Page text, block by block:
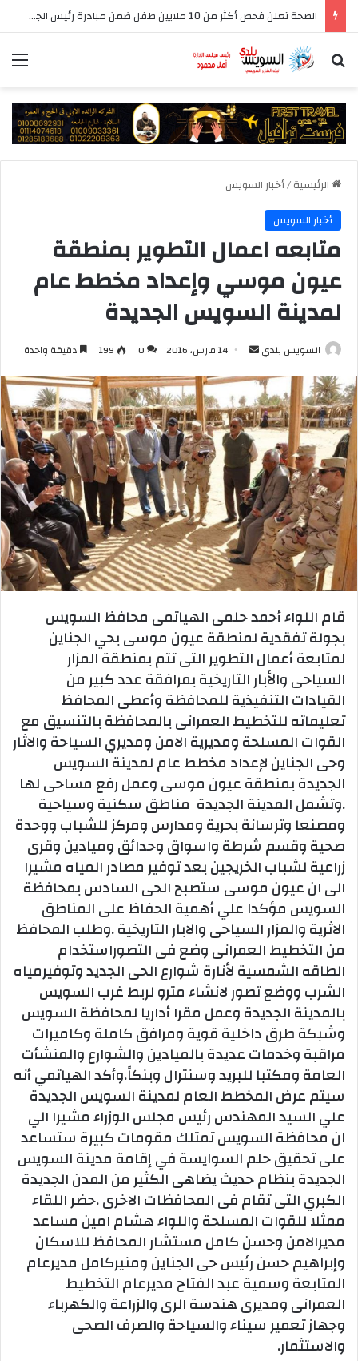
الصحة تعلن فحص أكثر من 10 ملايين طفل ضمن مبادرة رئيس الجمهورية للكشف المبكر وعلاج فقدان السمع لدى حديثي الولادة
بحث عن
الرئيسية/أخبار السويس
أخبار السويس
متابعه اعمال التطوير بمنطقة
عيون موسي وإعداد مخطط عام
لمدينة السويس الجديدة
السويس بلدي
أرسل
إلكترونيا
14 مارس، 2016 0
199 دقيقة واحدة
قام اللواء أحمد حلمى الهياتمى محافظ السويس
بجولة تفقدية لمنطقة عيون موسى بحي الجناين
لمتابعة أعمال التطوير التى تتم بمنطقة المزار
السياحى والأبار التاريخية بمرافقة عدد كبير من
القيادات التنفيذية للمحافظة وأعطى المحافظ
تعليماته للتخطيط العمرانى بالمحافظة بالتنسيق مع
القوات المسلحة ومديرية الامن ومديري السياحة والاثار
وحى الجناين لإعداد مخطط عام لمدينة السويس
الجديدة بمنطقة عيون موسى وعمل رفع مساحى لها
.وتشمل المدينة الجديدة مناطق سكنية وسياحية
ومصنعا وترسانة بحرية ومدارس ومركز للشباب ووحدة
صحية وقسم شرطة واسواق وحدائق وميادين وقرى
زراعية لشباب الخريجين بعد توفير مصادر المياه مشيرا
الى ان عيون موسى ستصبح الحى السادس بمحافظة
السويس مؤكدا علي أهمية الحفاظ على المناطق
الاثرية والمزار السياحى والابار التاريخية .وطلب المحافظ
من التخطيط العمرانى وضع فى التصوراستخدام
الطاقه الشمسية لأنارة شوارع الحى الجديد وتوفيرمياه
الشرب ووضع تصور لانشاء مترو لربط غرب السويس
بالمدينة الجديدة وعمل مقرا أداريا لمحافظة السويس
وشبكة طرق داخلية قوية ومرافق كاملة وكاميرات
مراقبة وخدمات عديدة بالميادين والشوارع والمنشأت
العامة ومكتبا للبريد وسنترال وبنكاً.وأكد الهياتمي أنه
سيتم عرض المخطط العام لمدينة السويس الجديدة
علي السيد المهندس رئيس مجلس الوزراء مشيرا الي
ان محافظة السويس تمتلك مقومات كبيرة ستساعد
على تحقيق حلم السوايسة في إقامة مدينة السويس
الجديدة بنظام حديث يضاهى الكثير من المدن الجديدة
الكبري التى تقام فى المحافظات الاخرى .حضر اللقاء
ممثلا للقوات المسلحة واللواء هشام امين مساعد
مديرالامن وحسن كامل مستشار المحافظ للاسكان
وإبراهيم حسن رئيس حى الجناين ومنيركامل مديرعام
المتابعة وسمية عبد الفتاح مديرعام التخطيط
العمرانى ومديرى هندسة الرى والزراعة والكهرباء
وجهاز تعمير سيناء والسياحة والصرف الصحى
والاستثمار.